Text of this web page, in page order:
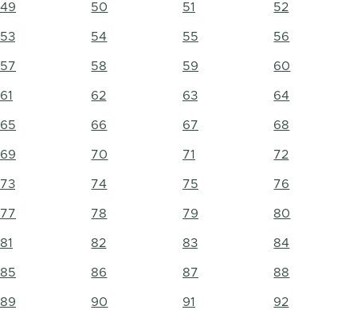
49 50 51 52
53 54 55 56
57 58 59 60
61 62 63 64
65 66 67 68
69 70 71 72
73 74 75 76
77 78 79 80
81 82 83 84
85 86 87 88
89 90 91 92